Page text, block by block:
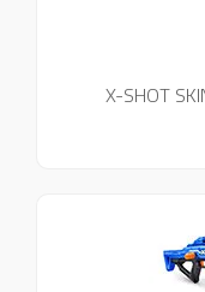
X-SHOT